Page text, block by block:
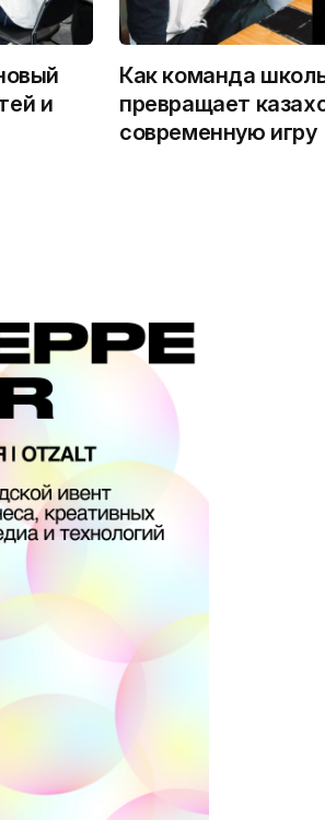
и
Как команда
превращает
современную игру